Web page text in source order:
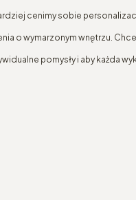
cenimy sobie
o wymarzonym wnętrzu.
pomysły i aby każda